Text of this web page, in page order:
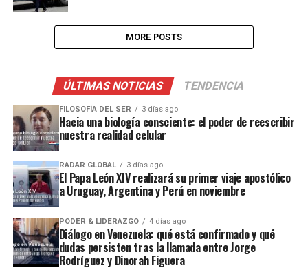
MORE POSTS
ÚLTIMAS NOTICIAS TENDENCIA
FILOSOFÍA DEL SER 3 días ago
Hacia una biología consciente: el poder de reescribir
nuestra realidad celular
RADAR GLOBAL 3 días ago
El Papa León XIV realizará su primer viaje apostólico
a Uruguay, Argentina y Perú en noviembre
PODER & LIDERAZGO 4 días ago
Diálogo en Venezuela: qué está confirmado y qué
dudas persisten tras la llamada entre Jorge
Rodríguez y Dinorah Figuera